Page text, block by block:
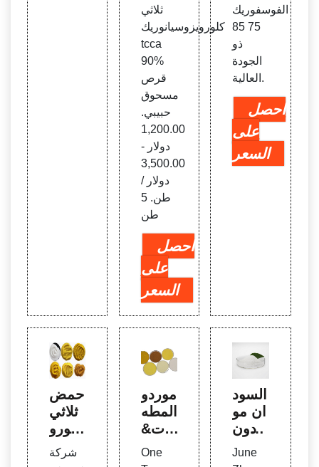
ثلاثي
كلورويزوسيانوريك
tcca
90%
قرص
مسحوق
حبيبي.
1,200.00
دولار -
3,500.00
دولار /
طن. 5
طن
احصل
على
السعر
الفوسفوريك
75 85
ذو
الجودة
العالية.
احصل
على
السعر
حمض
ثلاثي
كلورو
يزوسي
انوري
شركة
موردو
المطه
رات&
الشرك
ات ال
One
السود
ان مو
ردون
و صو
دا كاو
June